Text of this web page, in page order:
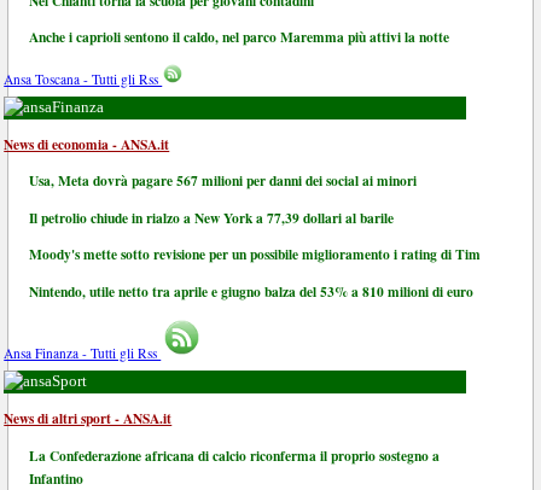
Anche i caprioli sentono il caldo, nel parco Maremma più attivi la notte
Ansa Toscana - Tutti gli Rss
Finanza
News di economia - ANSA.it
Usa, Meta dovrà pagare 567 milioni per danni dei social ai minori
Il petrolio chiude in rialzo a New York a 77,39 dollari al barile
Moody's mette sotto revisione per un possibile miglioramento i rating di Tim
Nintendo, utile netto tra aprile e giugno balza del 53% a 810 milioni di euro
Ansa Finanza - Tutti gli Rss
Sport
News di altri sport - ANSA.it
La Confederazione africana di calcio riconferma il proprio sostegno a
Infantino